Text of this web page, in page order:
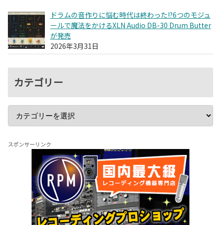
ドラムの音作りに悩む時代は終わった!?6つのモジュ
ールで魔法をかけるXLN Audio DB-30 Drum Butter
が発売
2026年3月31日
カテゴリー
スポンサーリンク